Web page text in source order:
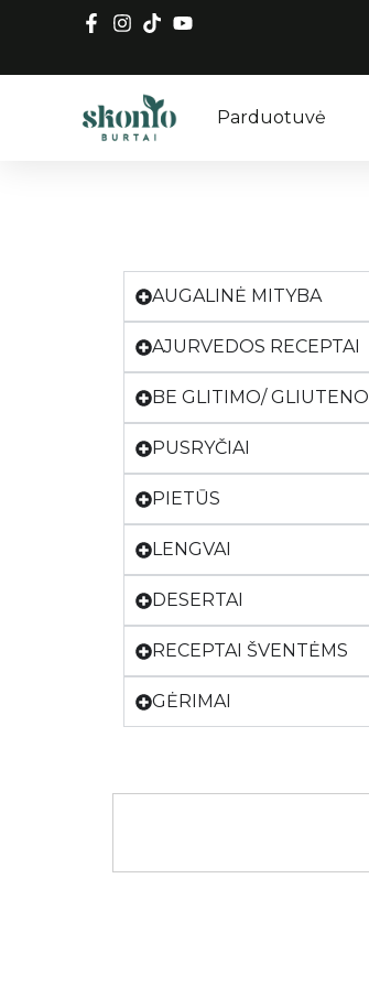
Parduotuvė
AUGALINĖ MITYBA
AJURVEDOS RECEPTAI
BE GLITIMO/ GLIUTENO
PUSRYČIAI
PIETŪS
LENGVAI
DESERTAI
RECEPTAI ŠVENTĖMS
GĖRIMAI